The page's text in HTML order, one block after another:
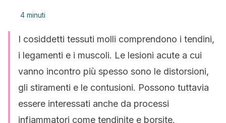
4 minuti
I cosiddetti tessuti molli comprendono i tendini,
i legamenti e i muscoli. Le lesioni acute a cui
vanno incontro più spesso sono le distorsioni,
gli stiramenti e le contusioni. Possono tuttavia
essere interessati anche da processi
infiammatori come tendinite e borsite.